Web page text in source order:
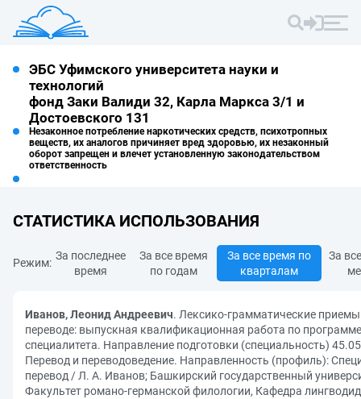
ЭБС Уфимского университета науки и
технологий
фонд Заки Валиди 32, Карла Маркса 3/1 и
Достоевского 131
Незаконное потребление наркотических средств, психотропных
веществ, их аналогов причиняет вред здоровью, их незаконный
оборот запрещен и влечет установленную законодательством
ответственность
СТАТИСТИКА ИСПОЛЬЗОВАНИЯ
Режим:
За последнее
время
За все время
по годам
За все время по
кварталам
За
Иванов, Леонид Андреевич. Лексико-грамматические
переводе: выпускная квалификационная работа по программе
специалитета. Направление подготовки (специальность)
Перевод и переводоведение. Направленность (профиль):
перевод / Л. А. Иванов; Башкирский государственный
Факультет романо-германской филологии, Кафедра